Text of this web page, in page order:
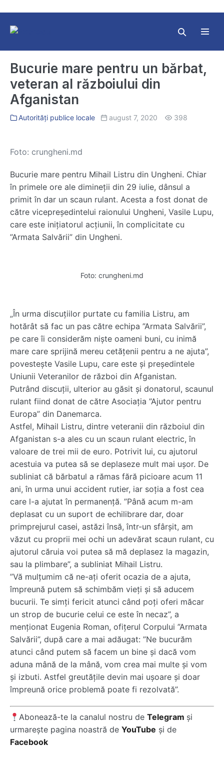
content
Search
Bucurie mare pentru un bărbat,
veteran al războiului din
Afganistan
Autorități publice locale august 7, 2020 398
Foto: crungheni.md
Bucurie mare pentru Mihail Listru din Ungheni. Chiar
în primele ore ale dimineții din 29 iulie, dânsul a
primit în dar un scaun rulant. Acesta a fost donat de
către vicepreședintelui raionului Ungheni, Vasile Lupu,
care este inițiatorul acțiunii, în complicitate cu
”Armata Salvării” din Ungheni.
Foto: crungheni.md
„În urma discuțiilor purtate cu familia Listru, am
hotărât să fac un pas către echipa ”Armata Salvării”,
pe care îi considerăm niște oameni buni, cu inimă
mare care sprijină mereu cetățenii pentru a ne ajuta”,
povestește Vasile Lupu, care este și președintele
Uniunii Veteranilor de război din Afganistan.
Putrând discuții, ulterior au găsit și donatorul, scaunul
rulant fiind donat de către Asociația ”Ajutor pentru
Europa” din Danemarca.
Astfel, Mihail Listru, dintre veteranii din războiul din
Afganistan s-a ales cu un scaun rulant electric, în
valoare de trei mii de euro. Potrivit lui, cu ajutorul
acestuia va putea să se deplaseze mult mai ușor. De
subliniat că bărbatul a rămas fără picioare acum 11
ani, în urma unui accident rutier, iar soția a fost cea
care l-a ajutat în permanență. ”Până acum m-am
deplasat cu un suport de echilibrare dar, doar
primprejurul casei, astăzi însă, într-un sfârșit, am
văzut cu proprii mei ochi un adevărat scaun rulant, cu
ajutorul căruia voi putea să mă deplasez la magazin,
sau la plimbare”, a subliniat Mihail Listru.
”Vă mulțumim că ne-ați oferit ocazia de a ajuta,
împreună putem să schimbăm vieți și să aducem
bucurii. Te simți fericit atunci când poți oferi măcar
un strop de bucurie celui ce este în necaz”, a
menționat Eugenia Roman, ofițerul Corpului ”Armata
Salvării”, după care a mai adăugat: ”Ne bucurăm
atunci când putem să facem un bine și dacă vom
aduna mână de la mână, vom crea mai multe și vom
și izbuti. Astfel greutățile devin mai ușoare și doar
împreună orice problemă poate fi rezolvată”.
Abonează-te la canalul nostru deTelegram și
urmarește pagina noastră de YouTube și de
Facebook